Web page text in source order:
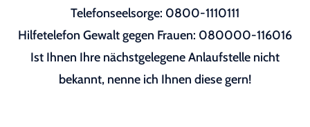
Telefonseelsorge: 0800-1110111
Hilfetelefon Gewalt gegen Frauen: 080000-116016
Ist Ihnen Ihre nächstgelegene Anlaufstelle nicht
bekannt, nenne ich Ihnen diese gern!